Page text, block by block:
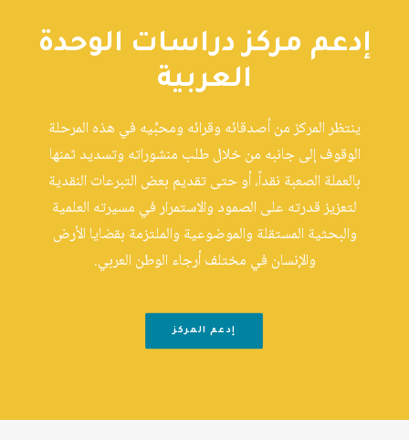
إدعم مركز دراسات الوحدة
العربية
ينتظر المركز من أصدقائه وقرائه ومحبِّيه في هذه المرحلة
الوقوف إلى جانبه من خلال طلب منشوراته وتسديد ثمنها
بالعملة الصعبة نقداً، أو حتى تقديم بعض التبرعات النقدية
لتعزيز قدرته على الصمود والاستمرار في مسيرته العلمية
والبحثية المستقلة والموضوعية والملتزمة بقضايا الأرض
والإنسان في مختلف أرجاء الوطن العربي.
إدعم المركز